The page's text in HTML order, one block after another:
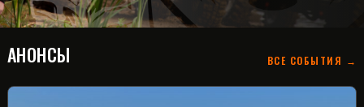
АНОНСЫ ВСЕ СОБЫТИЯ →